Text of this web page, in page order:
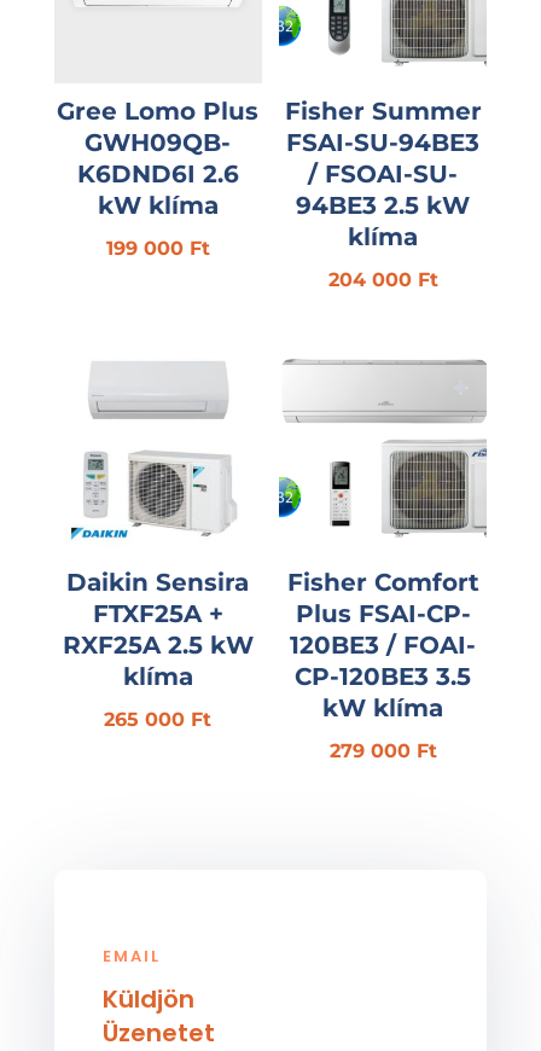
Gree Lomo Plus
GWH09QB-
K6DND6I 2.6
kW klíma
199 000 Ft
Fisher Summer
FSAI-SU-94BE3
/ FSOAI-SU-
94BE3 2.5 kW
klíma
204 000 Ft
Daikin Sensira
FTXF25A +
RXF25A 2.5 kW
klíma
265 000 Ft
Fisher Comfort
Plus FSAI-CP-
120BE3 / FOAI-
CP-120BE3 3.5
kW klíma
279 000 Ft
EMAIL
Küldjön
Üzenetet